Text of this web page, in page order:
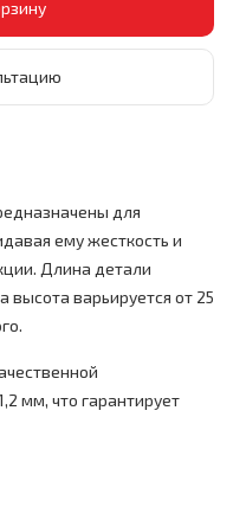
для
ему жесткость и
Длина детали
высота варьируется от 25
мм, что гарантирует